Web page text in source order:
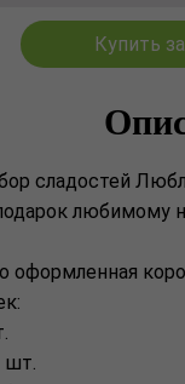
Купить
сладостей
любимому
оформленная
шт.